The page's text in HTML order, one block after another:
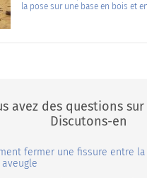
la pose sur une base en bois et
avez des questions sur
Discutons-en
fermer une fissure entre
aveugle